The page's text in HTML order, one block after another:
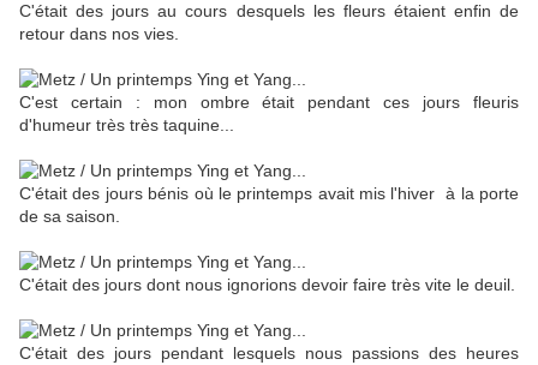
C'était des jours au cours desquels les fleurs étaient enfin de
retour dans nos vies.
C'est certain : mon ombre était pendant ces jours fleuris
d'humeur très très taquine...
C'était des jours bénis où le printemps avait mis l'hiver à la porte
de sa saison.
C'était des jours dont nous ignorions devoir faire très vite le deuil.
C'était des jours pendant lesquels nous passions des heures